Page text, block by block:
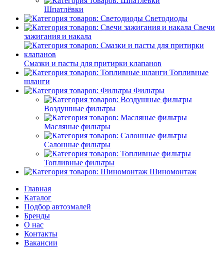
Шпатлёвки
Светодиоды
Свечи
зажигания и накала
Смазки и пасты для притирки клапанов
Топливные
шланги
Фильтры
Воздушные фильтры
Масляные фильтры
Салонные фильтры
Топливные фильтры
Шиномонтаж
Главная
Каталог
Подбор автоэмалей
Бренды
О нас
Контакты
Вакансии